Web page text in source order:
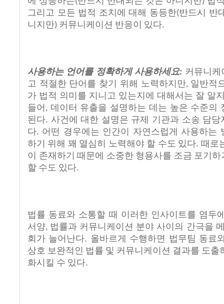
그리고 모든 법적 조치에 대해 동등한(반드시
반
니지만) 커뮤니케이션 반응이 있다.
사용하는 언어를 정확하게 사용하세요: 커뮤니케
고 적절한 단어를 찾기 위해 노력하지만, 일반적
가 법적 의미를 지니고 있는지에 대해서는 잘 알
들어 , 데이터 유출을 설명하는 데는 높은 수준의
된다. 사건에 대한 설명은 규제 기관과 소송 담당
다. 어떤 경우에는 인간이 자연스럽게 사용하는
하기
위해 꽤 열심히 노력해야 할 수도 있다. 때로
이
존재하기 때문에 소중한 형용사를 조금 포기하
할 수도 있다.
법률 동료와 소통할 때 이러한 인사이트를 염두
서양, 법률과 커뮤니케이션 분야 사이의 간극을
회가 늘어난다. 올바르게 수행하면 법무팀 동료
상호 보완적인 법률 및 커뮤니케이션 결과를 도출
화시킬 수 있다.